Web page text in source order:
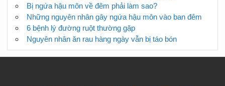
Bị ngứa hậu môn về đêm phải làm sao?
Những nguyên nhân gây ngứa hậu môn vào ban đêm
6 bệnh lý đường ruột thường gặp
Nguyên nhân ăn rau hàng ngày vẫn bị táo bón